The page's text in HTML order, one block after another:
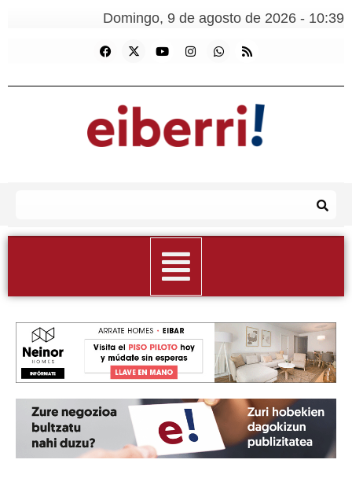
Domingo, 9 de agosto de 2026 - 10:39